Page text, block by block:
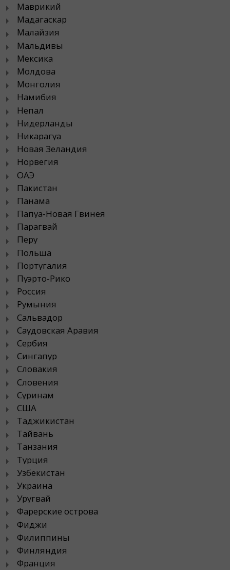
Маврикий
Мадагаскар
Малайзия
Мальдивы
Мексика
Молдова
Монголия
Намибия
Непал
Нидерланды
Никарагуа
Новая Зеландия
Норвегия
ОАЭ
Пакистан
Панама
Папуа-Новая Гвинея
Парагвай
Перу
Польша
Португалия
Пуэрто-Рико
Россия
Румыния
Сальвадор
Саудовская Аравия
Сербия
Сингапур
Словакия
Словения
Суринам
США
Таджикистан
Тайвань
Танзания
Турция
Узбекистан
Украина
Уругвай
Фарерские острова
Фиджи
Филиппины
Финляндия
Франция